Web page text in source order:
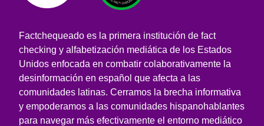
Factchequeado es la primera institución de fact
checking y alfabetización mediática de los Estados
Unidos enfocada en combatir colaborativamente la
desinformación en español que afecta a las
comunidades latinas. Cerramos la brecha informativa
y empoderamos a las comunidades hispanohablantes
para navegar más efectivamente el entorno mediático